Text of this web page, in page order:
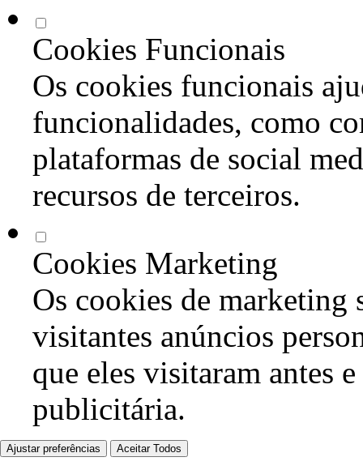
Cookies Funcionais
Os cookies funcionais
funcionalidades, como
plataformas de social
recursos de terceiros.
Cookies Marketing
Os cookies de marketing
visitantes anúncios
que eles visitaram antes
publicitária.
Ajustar preferências Aceitar Todos